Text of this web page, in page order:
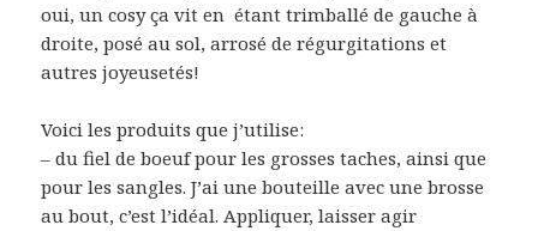
oui, un cosy ça vit en étant trimballé de gauche à
droite, posé au sol, arrosé de régurgitations et
autres joyeusetés!
Voici les produits que j’utilise:
– du fiel de boeuf pour les grosses taches, ainsi que
pour les sangles. J’ai une bouteille avec une brosse
au bout, c’est l’idéal. Appliquer, laisser agir